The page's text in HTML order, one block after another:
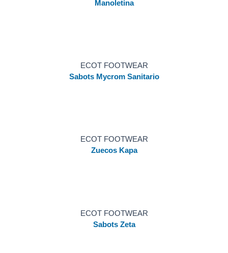
Manoletina
ECOT FOOTWEAR
Sabots Mycrom Sanitario
ECOT FOOTWEAR
Zuecos Kapa
ECOT FOOTWEAR
Sabots Zeta